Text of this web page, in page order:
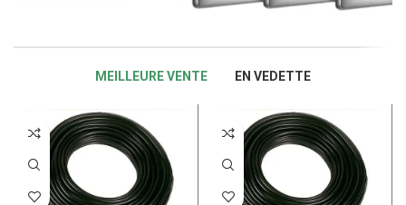
MEILLEURE VENTE EN VEDETTE